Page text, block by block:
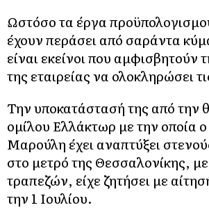
Ωστόσο τα έργα
έχουν περάσει από σαράντα
είναι εκείνοι που αμφισβητούν
της εταιρείας να ολοκληρώσει
Την υποκατάστασή της από την
ομίλου Ελλάκτωρ με την οποία
Μαρούλη έχει αναπτύξει
στο μετρό της Θεσσαλονίκης,
τραπεζών, είχε ζητήσει με
την 1 Ιουλίου.